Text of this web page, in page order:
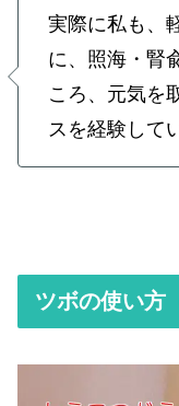
実際に私も、
に、照海・腎
ころ、元気を
スを経験して
ツボの使い方